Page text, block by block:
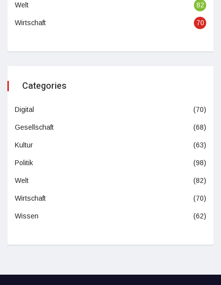
Welt 82
Wirtschaft 70
Categories
Digital (70)
Gesellschaft (68)
Kultur (63)
Politik (98)
Welt (82)
Wirtschaft (70)
Wissen (62)